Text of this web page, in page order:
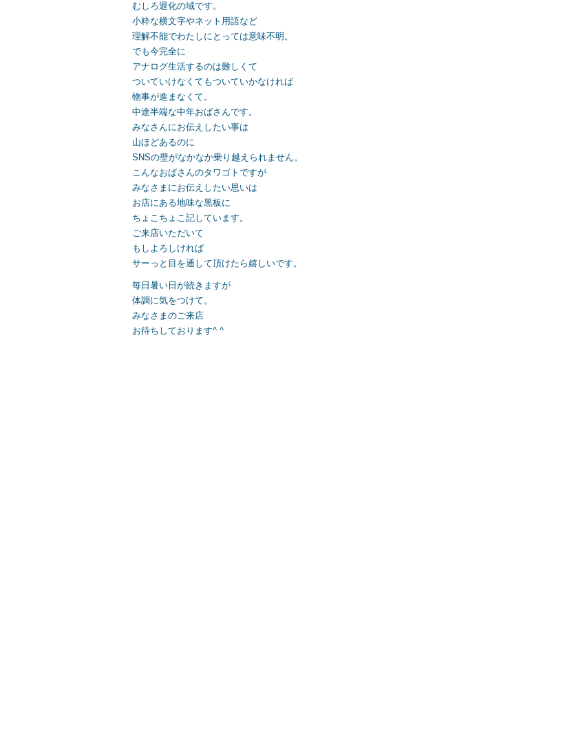
むしろ退化の域です。
小粋な横文字やネット用語など
理解不能でわたしにとっては意味不明。
でも今完全に
アナログ生活するのは難しくて
ついていけなくてもついていかなければ
物事が進まなくて。
中途半端な中年おばさんです。
みなさんにお伝えしたい事は
山ほどあるのに
SNSの壁がなかなか乗り越えられません。
こんなおばさんのタワゴトですが
みなさまにお伝えしたい思いは
お店にある地味な黒板に
ちょこちょこ記しています。
ご来店いただいて
もしよろしければ
サーっと目を通して頂けたら嬉しいです。
毎日暑い日が続きますが
体調に気をつけて。
みなさまのご来店
お待ちしております^ ^